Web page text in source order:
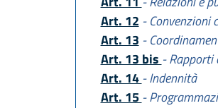
Art. 12 - Convenzioni
Art. 13 -
Art. 13 bis - Rapporti
Art. 14 - Indennità
Art. 15 -